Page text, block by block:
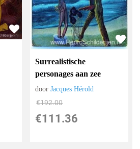
Surrealistische
personages aan zee
doorJacques Hérold
€192.00
€111.36